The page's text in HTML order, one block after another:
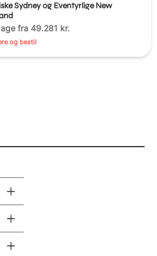
Sydney og Eventyrlige New
fra 49.281 kr.
og bestil